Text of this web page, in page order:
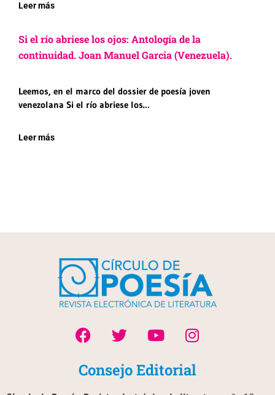
Leer más
Si el río abriese los ojos: Antología de la
continuidad. Joan Manuel Garcia (Venezuela).
Leemos, en el marco del dossier de poesía joven
venezolana Si el río abriese los…
Leer más
Consejo Editorial